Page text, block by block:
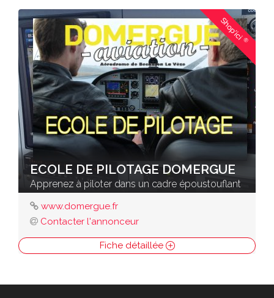
Shop'ici®
ECOLE DE PILOTAGE DOMERGUE
Apprenez à piloter dans un cadre époustouflant
www.domergue.fr
Contacter l'annonceur
Fiche détaillée